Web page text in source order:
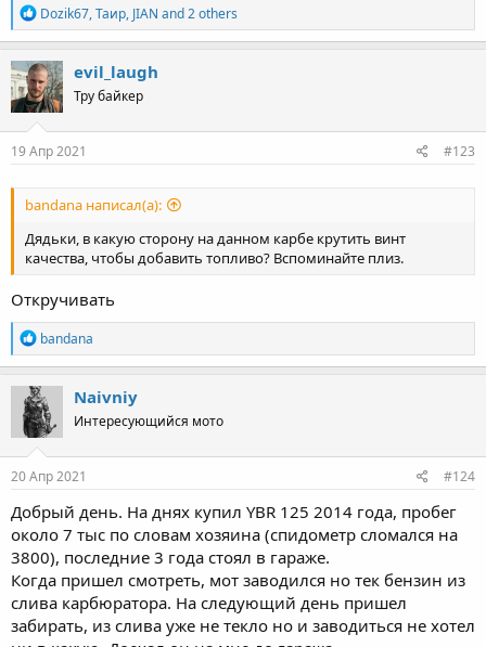
R
e
a
c
t
i
o
n
s
Dozik67,Таир, JIAN and 2 others
evil_laugh
Тру байкер
19 Апр 2021 #123
bandana написал(а):
Дядьки, в какую сторону на данном карбе крутить винт
качества, чтобы добавить топливо? Вспоминайте плиз.
Откручивать
R
e
a
c
t
i
o
n
s
bandana
Naivniy
Интересующийся мото
20 Апр 2021 #124
Добрый день. На днях купил YBR 125 2014 года, пробег
около 7 тыс по словам хозяина (спидометр сломался на
3800), последние 3 года стоял в гараже.
Когда пришел смотреть, мот заводился но тек бензин из
слива карбюратора. На следующий день пришел
забирать, из слива уже не текло но и заводиться не хотел